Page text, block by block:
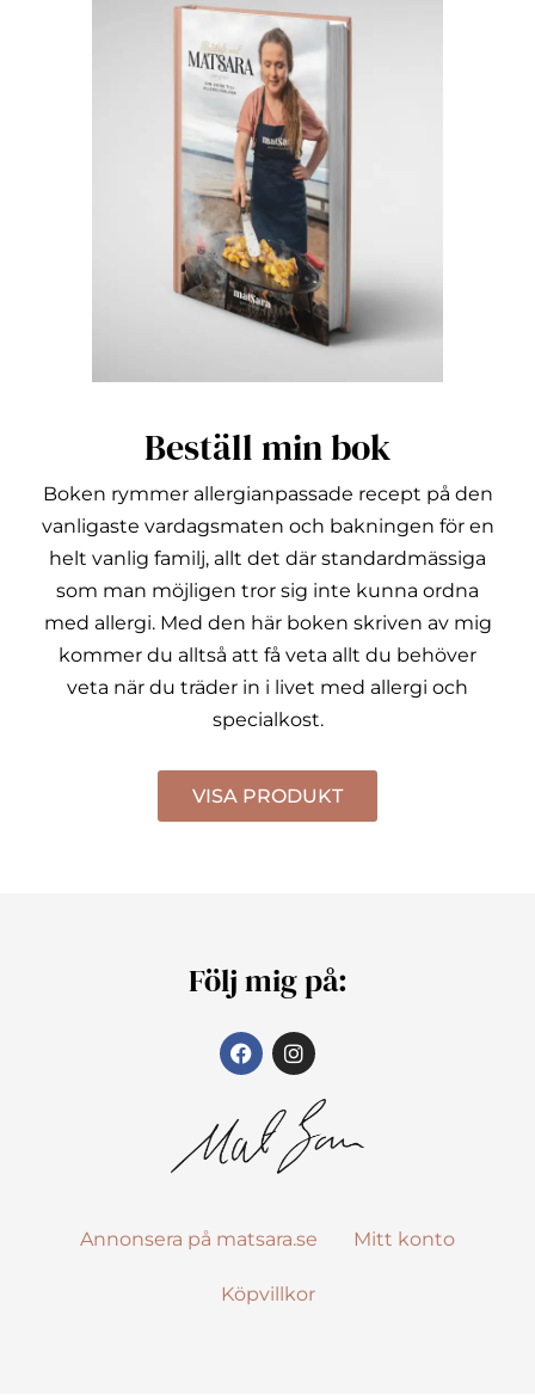
Beställ min bok
Boken rymmer allergianpassade recept på den
vanligaste vardagsmaten och bakningen för en
helt vanlig familj, allt det där standardmässiga
som man möjligen tror sig inte kunna ordna
med allergi. Med den här boken skriven av mig
kommer du alltså att få veta allt du behöver
veta när du träder in i livet med allergi och
specialkost.
VISA PRODUKT
Följ mig på:
Annonsera på matsara.se Mitt konto
Köpvillkor